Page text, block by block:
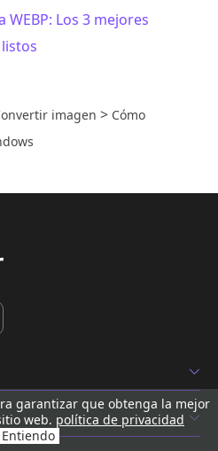
WEBP: Los 3 mejores
imagen > Cómo
garantizar que obtenga la mejor
web. política de privacidad
Entiendo